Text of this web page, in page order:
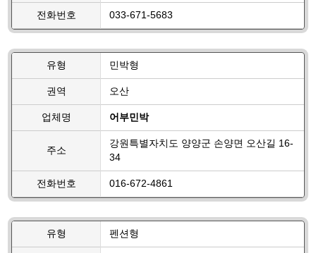
전화번호 033-671-5683
유형 민박형
권역 오산
업체명 어부민박
주소
강원특별자치도 양양군 손양면 오산길 16-
34
전화번호 016-672-4861
유형 펜션형